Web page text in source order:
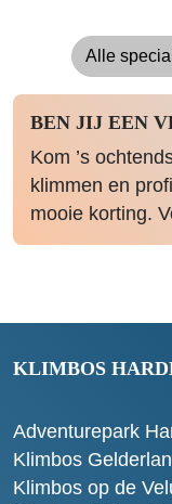
Alle
BEN JIJ EEN
Kom ’s
klimmen en
mooie korting.
KLIMBOS
Adventurepark
Klimbos
Klimbos op de